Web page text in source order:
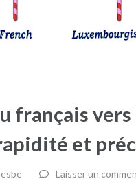
français
et
Laisser un